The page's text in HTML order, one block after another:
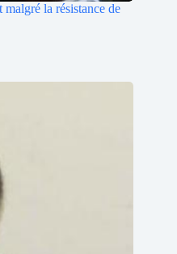
la résistance de